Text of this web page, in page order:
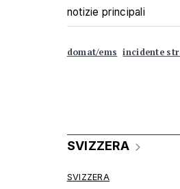
notizie principali
domat/ems incidente
SVIZZERA
SVIZZERA